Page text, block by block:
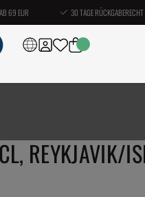
69 EUR 30 TAGE RÜCKGABERECHT
REYKJAVIK/